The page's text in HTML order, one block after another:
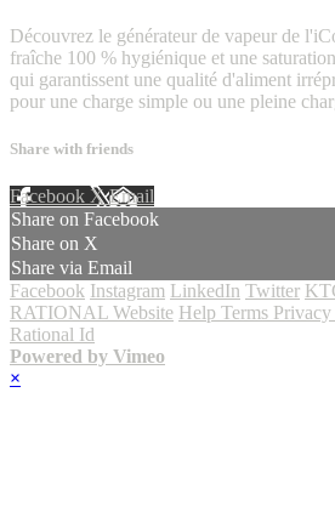
Découvrez le générateur de vapeur de
fraîche 100 % hygiénique et une
qui garantissent une qualité d'aliment
pour une charge simple ou une pleine
Share with friends
Facebook XEmail
Share on Facebook
Share on X
Share via Email
Facebook Instagram LinkedIn Twitter
RATIONAL Website Help Terms Privacy
Rational Id
Powered by Vimeo
×